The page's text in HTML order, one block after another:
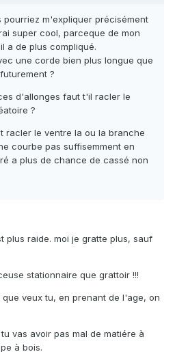
pourriez m'expliquer précisément
super cool, parceque de mon
a de plus compliqué.
une corde bien plus longue que
?
d'allonges faut t'il racler le
?
racler le ventre la ou la branche
courbe pas suffisemment en
a plus de chance de cassé non
plus raide. moi je gratte plus, sauf
stationnaire que grattoir !!!
veux tu, en prenant de l'age, on
vas avoir pas mal de matiére à
à bois.